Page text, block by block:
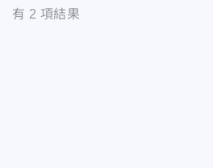
有 2 項結果